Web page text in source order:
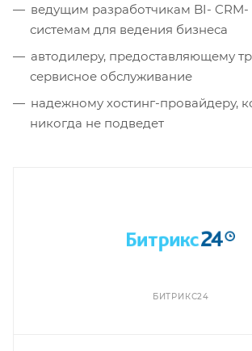
ведущим разработчикам BI- CRM-
системам для ведения бизнеса
автодилеру, предоставляющему
сервисное обслуживание
надежному хостинг-провайдеру,
никогда не подведет
БИТРИКС24